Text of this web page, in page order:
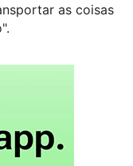
as coisas